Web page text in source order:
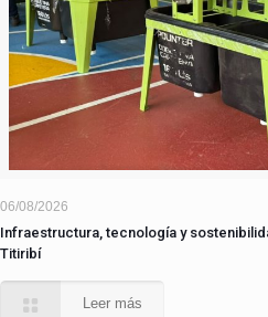
06/08/2026
Infraestructura, tecnología y
Titiribí
Leer más